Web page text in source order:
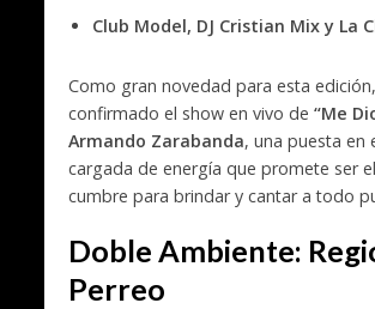
Club Model, DJ Cristian Mix y La
Como gran novedad para esta
confirmado el show en vivo de “Me
Armando Zarabanda, una puesta en
cargada de energía que promete ser
cumbre para brindar y cantar a todo
Doble Ambiente:
Perreo